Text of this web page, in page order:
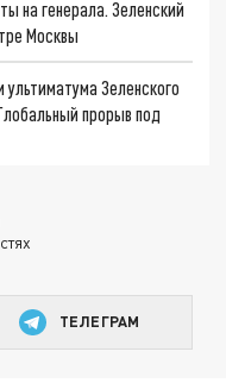
на генерала. Зеленский
Москвы
Зеленского
прорыв под
ТЕЛЕГРАМ